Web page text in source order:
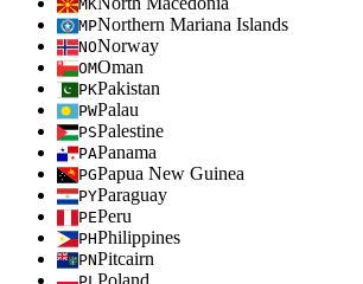
MK
MPNorthern Mariana Islands
NONorway
OMOman
PKPakistan
PWPalau
PSPalestine
PAPanama
PGPapua New Guinea
PYParaguay
PEPeru
PHPhilippines
PNPitcairn
Poland